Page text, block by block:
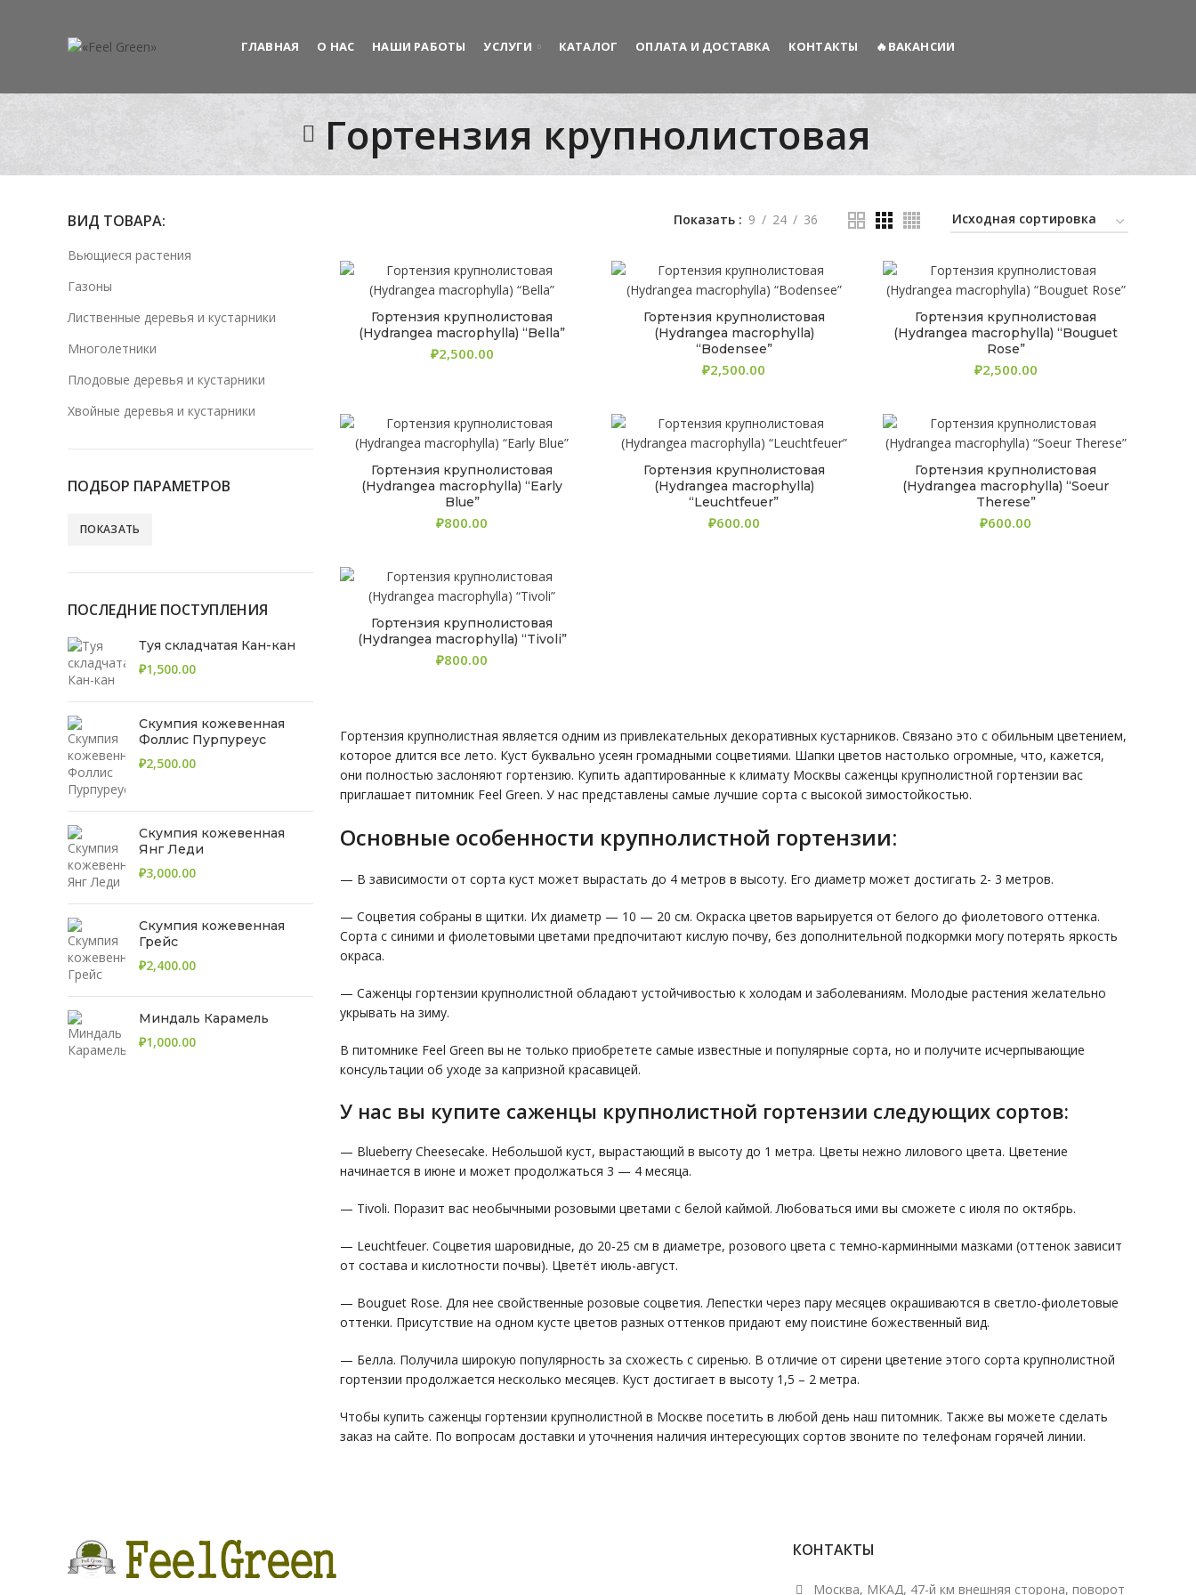
ГЛАВНАЯ О НАС НАШИ РАБОТЫ УСЛУГИ КАТАЛОГ ОПЛАТА И ДОСТАВКА КОНТАКТЫ 🔥ВАКАНСИИ
Гортензия крупнолистовая
ВИД ТОВАРА:
Вьющиеся растения
Газоны
Лиственные деревья и кустарники
Многолетники
Плодовые деревья и кустарники
Хвойные деревья и кустарники
ПОДБОР ПАРАМЕТРОВ
ПОКАЗАТЬ
ПОСЛЕДНИЕ ПОСТУПЛЕНИЯ
Туя складчатая Кан-кан
₽
Скумпия кожевенная
Фоллис Пурпуреус
₽
Скумпия кожевенная
Янг Леди
₽
Скумпия кожевенная
Грейс
₽
Миндаль Карамель
₽
Показать 9 24 36
Гортензия крупнолистовая
(Hydrangea macrophylla) “Bella”
₽
Гортензия крупнолистовая
(Hydrangea macrophylla)
“Bodensee”
₽
Гортензия крупнолистовая
(Hydrangea macrophylla) “Bouguet
Rose”
₽
Гортензия крупнолистовая
(Hydrangea macrophylla) “Early
Blue”
₽
Гортензия крупнолистовая
(Hydrangea macrophylla)
“Leuchtfeuer”
₽
Гортензия крупнолистовая
(Hydrangea macrophylla) “Soeur
Therese”
₽
Гортензия крупнолистовая
(Hydrangea macrophylla) “Tivoli”
₽
Гортензия крупнолистная является одним из привлекательных декоративных кустарников. Связано это с обильным цветением,
которое длится все лето. Куст буквально усеян громадными соцветиями. Шапки цветов настолько огромные, что, кажется,
они полностью заслоняют гортензию. Купить адаптированные к климату Москвы саженцы крупнолистной гортензии вас
приглашает питомник Feel Green. У нас представлены самые лучшие сорта с высокой зимостойкостью.
Основные особенности крупнолистной гортензии:
— В зависимости от сорта куст может вырастать до 4 метров в высоту. Его диаметр может достигать 2- 3 метров.
— Соцветия собраны в щитки. Их диаметр — 10 — 20 см. Окраска цветов варьируется от белого до фиолетового оттенка.
Сорта с синими и фиолетовыми цветами предпочитают кислую почву, без дополнительной подкормки могу потерять яркость
окраса.
— Саженцы гортензии крупнолистной обладают устойчивостью к холодам и заболеваниям. Молодые растения желательно
укрывать на зиму.
В питомнике Feel Green вы не только приобретете самые известные и популярные сорта, но и получите исчерпывающие
консультации об уходе за капризной красавицей.
У нас вы купите саженцы крупнолистной гортензии следующих сортов:
— Blueberry Cheesecake. Небольшой куст, вырастающий в высоту до 1 метра. Цветы нежно лилового цвета. Цветение
начинается в июне и может продолжаться 3 — 4 месяца.
— Tivoli. Поразит вас необычными розовыми цветами с белой каймой. Любоваться ими вы сможете с июля по октябрь.
— Leuchtfeuer. Соцветия шаровидные, до 20-25 см в диаметре, розового цвета с темно-карминными мазками (оттенок зависит
от состава и кислотности почвы). Цветёт июль-август.
— Bouguet Rose. Для нее свойственные розовые соцветия. Лепестки через пару месяцев окрашиваются в светло-фиолетовые
оттенки. Присутствие на одном кусте цветов разных оттенков придают ему поистине божественный вид.
— Белла. Получила широкую популярность за схожесть с сиренью. В отличие от сирени цветение этого сорта крупнолистной
гортензии продолжается несколько месяцев. Куст достигает в высоту 1,5 – 2 метра.
Чтобы купить саженцы гортензии крупнолистной в Москве посетить в любой день наш питомник. Также вы можете сделать
заказ на сайте. По вопросам доставки и уточнения наличия интересующих сортов звоните по телефонам горячей линии.
КОНТАКТЫ
Москва, МКАД, 47-й км внешняя сторона, поворот